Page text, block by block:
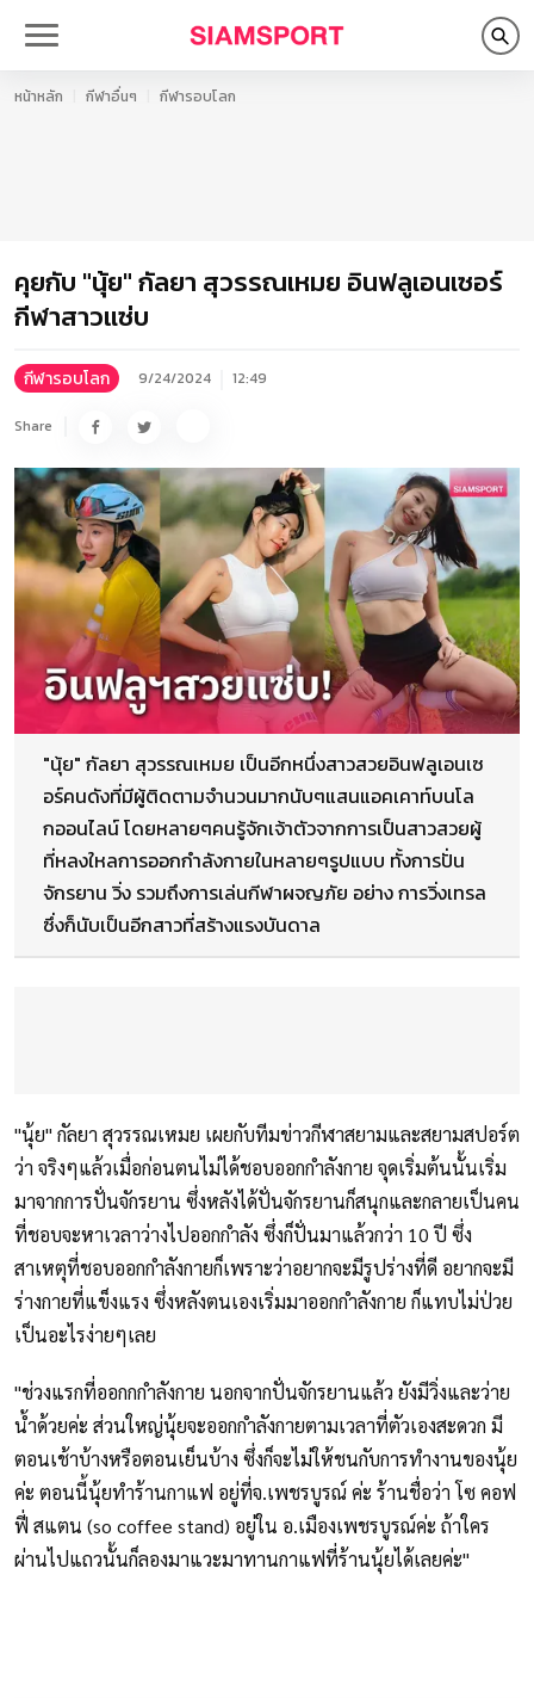
หน้าหลัก กีฬาอื่นๆ กีฬารอบโลก
คุยกับ "นุ้ย"​ กัลยา สุวรรณเหมย อินฟลูเอนเซอร์
กีฬาสาวแซ่บ
กีฬารอบโลก 9/24/2024 12:49
Share
"นุ้ย" กัลยา สุวรรณเหมย เป็นอีกหนึ่งสาวสวยอินฟลูเอนเซ
อร​์คนดังที่มีผู้ติดตามจำนวนมากนับๆแสนแอคเคาท์บนโ​ล
กออนไลน์​​ โดยหลายๆคนรู้จักเจ้าตัวจากการเป็นสาวสวยผู้
ที่หลงใหลการออกกำลังกายในหลายๆรูปแบบ ทั้งการปั่น
จักรยาน วิ่ง รวมถึงการเล่นกีฬาผจญภัย อย่าง การวิ่งเทรล
ซึ่งก็นับเป็นอีกสาวที่สร้างแรงบันดาล
"นุ้ย" กัลยา สุวรรณเหมย เผยกับทีมข่าวกีฬาสยามและสยามสปอร์ต
ว่า จริงๆแล้วเมื่อก่อนตนไม่ได้ชอบออกกำลังกาย จุดเริ่มต้นนั้นเริ่ม
มาจากการปั่นจักรยาน ซึ่งหลังได้ปั่นจักรยานก็สนุกและกลายเป็นคน
ที่ชอบจะหาเวลาว่างไปออกกำลัง ซึ่งก็ปั่นมาแล้วกว่า 10 ปี ซึ่ง
สาเหตุที่ชอบออกกำลังกายก็เพราะว่าอยากจะมีรูปร่างที่ดี อยากจะมี
ร่างกายที่แข็งแรง ซึ่งหลังตนเองเริ่มมาออกกำลังกาย ก็แทบไม่ป่วย
เป็นอะไรง่ายๆเลย
"ช่วงแรกที่ออกกกำลังกาย นอกจากปั่นจักรยานแล้ว ยังมีวิ่งและว่าย
น้ำด้วยค่ะ ส่วนใหญ่นุ้ยจะออกกำลังกายตามเวลาที่ตัวเองสะดวก มี
ตอนเช้าบ้างหรือตอนเย็นบ้าง ซึ่งก็จะไม่ให้ชนกับการทำงานของนุ้ย
ค่ะ ตอนนี้นุ้ยทำร้านกาแฟ อยู่ที่จ.เพชรบูรณ์ ค่ะ ร้านชื่อว่า โซ คอฟ
ฟี่ สแตน (so coffee stand) อยู่ใน อ.เมืองเพชรบูรณ์ค่ะ ถ้าใคร
ผ่านไปแถวนั้นก็ลองมาแวะมาทานกาแฟที่ร้านนุ้ยได้เลยค่ะ"